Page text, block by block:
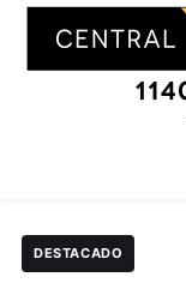
DESTACADO